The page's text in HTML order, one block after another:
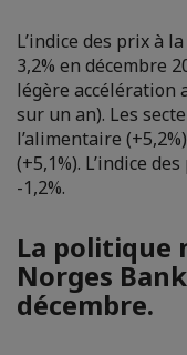
L’indice des prix à
3,2% en décembre
légère accélération
sur un an). Les
l’alimentaire
(+5,1%). L’indice
-1,2%.
La politique
Norges
décembre.